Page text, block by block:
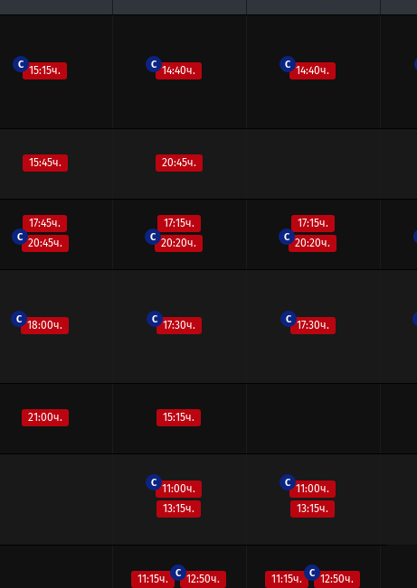
15:15ч.
C 14:40ч.
C 14:40ч.
C
15:45ч. 20:45ч.
17:45ч.
20:45ч.
C
17:15ч.
20:20ч.
C
17:15ч.
20:20ч.
C
18:00ч.
C 17:30ч.
C 17:30ч.
C
21:00ч. 15:15ч.
11:00ч.
C
13:15ч.
11:00ч.
C
13:15ч.
11:15ч. 12:50ч.
C 11:15ч. 12:50ч.
C